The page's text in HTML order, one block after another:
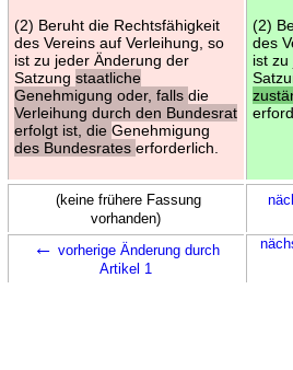
(2) Beruht die Rechtsfähigkeit
des Vereins auf Verleihung, so
ist zu jeder Änderung der
Satzung staatliche
Genehmigung oder, falls die
Verleihung durch den Bundesrat
erfolgt ist, die Genehmigung
des Bundesrates erforderlich.
(2)
des
ist
(keine frühere Fassung
vorhanden)
← vorherige Änderung durch
Artikel 1